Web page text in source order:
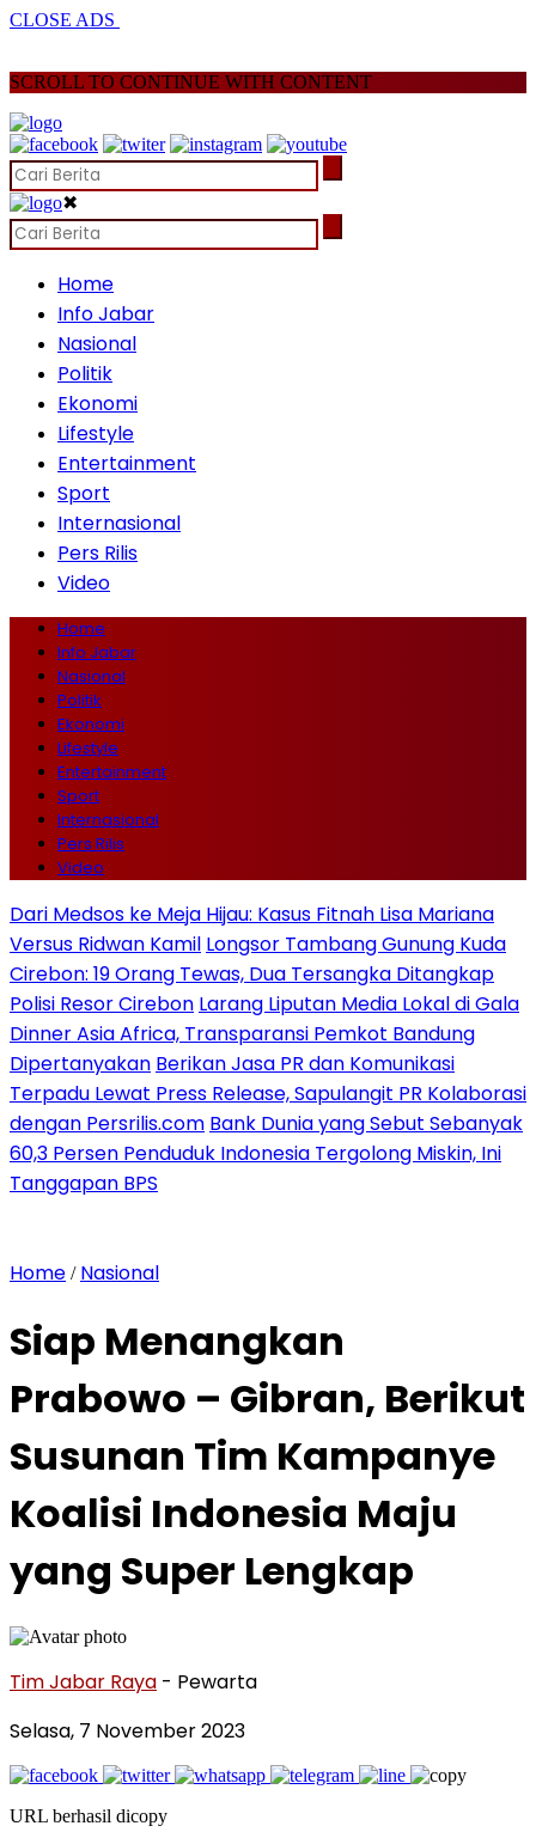
CLOSE ADS
SCROLL TO CONTINUE WITH CONTENT
✖
Home
Info Jabar
Nasional
Politik
Ekonomi
Lifestyle
Entertainment
Sport
Internasional
Pers Rilis
Video
Home
Info Jabar
Nasional
Politik
Ekonomi
Lifestyle
Entertainment
Sport
Internasional
Pers Rilis
Video
Dari Medsos ke Meja Hijau: Kasus Fitnah Lisa Mariana
Versus Ridwan Kamil Longsor Tambang Gunung Kuda
Cirebon: 19 Orang Tewas, Dua Tersangka Ditangkap
Polisi Resor Cirebon Larang Liputan Media Lokal di Gala
Dinner Asia Africa, Transparansi Pemkot Bandung
Dipertanyakan Berikan Jasa PR dan Komunikasi
Terpadu Lewat Press Release, Sapulangit PR Kolaborasi
dengan Persrilis.com Bank Dunia yang Sebut Sebanyak
60,3 Persen Penduduk Indonesia Tergolong Miskin, Ini
Tanggapan BPS
Home / Nasional
Siap Menangkan
Prabowo – Gibran, Berikut
Susunan Tim Kampanye
Koalisi Indonesia Maju
yang Super Lengkap
Tim Jabar Raya - Pewarta
Selasa, 7 November 2023
URL berhasil dicopy